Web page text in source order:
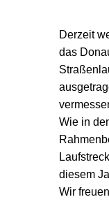
Derzeit
das
Wie in
diesem
Wir